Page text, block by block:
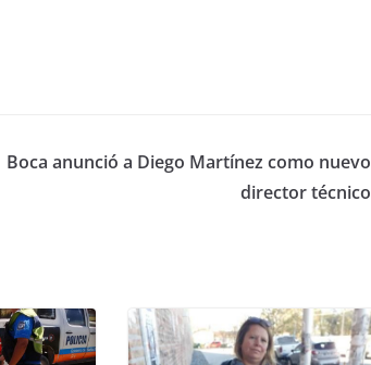
Boca anunció a Diego Martínez como nuevo
director técnico